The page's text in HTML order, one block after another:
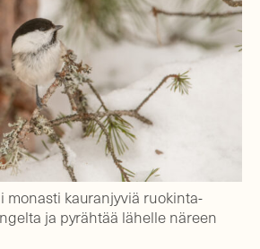
monasti kauranjyviä ruokinta-
ja pyrähtää lähelle näreen